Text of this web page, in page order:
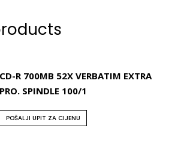
CD-R 700MB 52X VERBATIM EXTRA
PRO. SPINDLE 100/1
POŠALJI UPIT ZA CIJENU